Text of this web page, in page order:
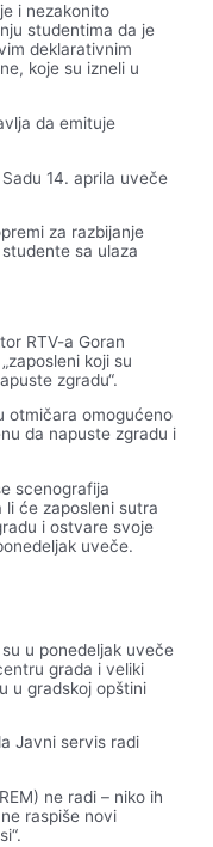
i nezakonito
studentima da je
deklarativnim
koje su izneli u
da emituje
14. aprila uveče
za razbijanje
sa ulaza
RTV-a Goran
koji su
zgradu“.
otmičara omogućeno
da napuste zgradu i
scenografija
li će zaposleni sutra
i ostvare svoje
uveče.
u ponedeljak uveče
grada i veliki
u gradskoj opštini
Javni servis radi
ne radi – niko ih
raspiše novi